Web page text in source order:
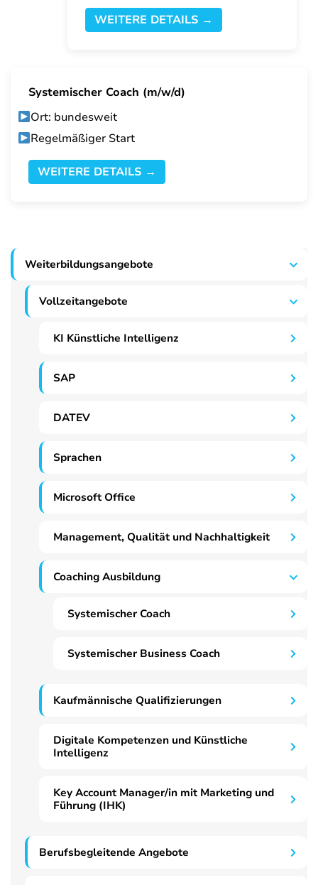
WEITERE DETAILS →
Systemischer Coach (m/w/d)
Ort: bundesweit
Regelmäßiger Start
WEITERE DETAILS →
Weiterbildungsangebote
Vollzeitangebote
KI Künstliche Intelligenz
SAP
DATEV
Sprachen
Microsoft Office
Management, Qualität und Nachhaltigkeit
Coaching Ausbildung
Systemischer Coach
Systemischer Business Coach
Kaufmännische Qualifizierungen
Digitale Kompetenzen und Künstliche
Intelligenz
Key Account Manager/in mit Marketing und
Führung (IHK)
Berufsbegleitende Angebote